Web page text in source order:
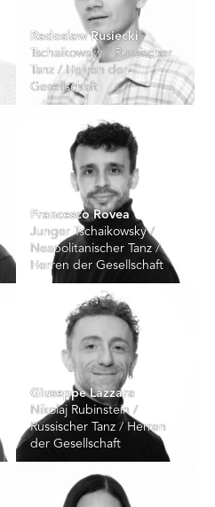
Radoslaw Rusiecki
Tschaikowsky / Russischer
Tanz / Herren der
Gesellschaft
Francesco Rovea
Junger Tschaikowsky /
Neapolitanischer Tanz /
Herren der Gesellschaft
Giuseppe Lazzara
Nikolaj Rubinstein /
Russischer Tanz / Herren
der Gesellschaft